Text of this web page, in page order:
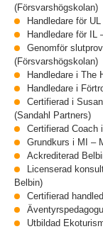
(Försvarshögskolan)
Handledare för
Handledare för IL
Genomför
(Försvarshögskolan)
Handledare i The
Handledare i
Certifierad i
(Sandahl Partners)
Certifierad Coach
Grundkurs i MI –
Ackrediterad
Licenserad
Belbin)
Certifierad
Utbildad